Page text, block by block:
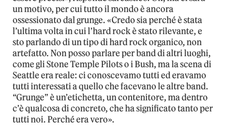
un motivo, per cui tutto il mondo è ancora
ossessionato dal grunge. «Credo sia perché è stata
l’ultima volta in cui l’hard rock è stato rilevante, e
sto parlando di un tipo di hard rock organico, non
artefatto. Non posso parlare per band di altri luoghi,
come gli Stone Temple Pilots o i Bush, ma la scena di
Seattle era reale: ci conoscevamo tutti ed eravamo
tutti interessati a quello che facevano le altre band.
“Grunge” è un’etichetta, un contenitore, ma dentro
c’è qualcosa di concreto, che ha significato tanto per
tutti noi. Perché era vero».